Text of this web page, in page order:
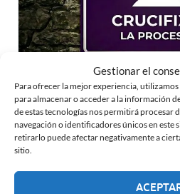
Gestionar el
Para ofrecer la mejor experiencia,
para almacenar o acceder a la información
de estas tecnologías nos permitirá procesar
navegación o identificadores únicos en este
retirarlo puede afectar negativamente a
sitio.
La Crucifixión de Verges: